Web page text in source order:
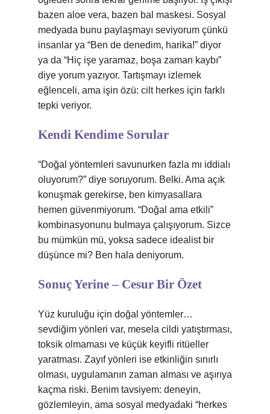
bazen aloe vera, bazen bal maskesi. Sosyal
medyada bunu paylaşmayı seviyorum çünkü
insanlar ya “Ben de denedim, harika!” diyor
ya da “Hiç işe yaramaz, boşa zaman kaybı”
diye yorum yazıyor. Tartışmayı izlemek
eğlenceli, ama işin özü: cilt herkes için farklı
tepki veriyor.
Kendi Kendime Sorular
“Doğal yöntemleri savunurken fazla mı iddialı
oluyorum?” diye soruyorum. Belki. Ama açık
konuşmak gerekirse, ben kimyasallara
hemen güvenmiyorum. “Doğal ama etkili”
kombinasyonunu bulmaya çalışıyorum. Sizce
bu mümkün mü, yoksa sadece idealist bir
düşünce mi? Ben hala deniyorum.
Sonuç Yerine – Cesur Bir Özet
Yüz kuruluğu için doğal yöntemler…
sevdiğim yönleri var, mesela cildi yatıştırması,
toksik olmaması ve küçük keyifli ritüeller
yaratması. Zayıf yönleri ise etkinliğin sınırlı
olması, uygulamanın zaman alması ve aşırıya
kaçma riski. Benim tavsiyem: deneyin,
gözlemleyin, ama sosyal medyadaki “herkes